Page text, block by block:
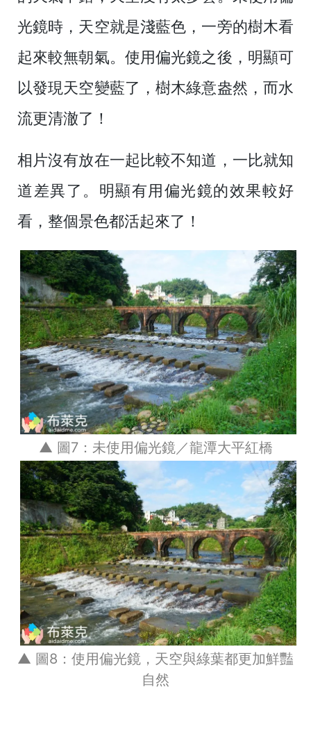
光鏡時，天空就是淺藍色，一旁的樹木看
起來較無朝氣。使用偏光鏡之後，明顯可
以發現天空變藍了，樹木綠意盎然，而水
流更清澈了！
相片沒有放在一起比較不知道，一比就知
道差異了。明顯有用偏光鏡的效果較好
看，整個景色都活起來了！
▲ 圖7：未使用偏光鏡／龍潭大平紅橋
▲ 圖8：使用偏光鏡，天空與綠葉都更加鮮豔
自然